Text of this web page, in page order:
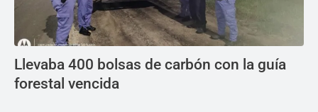
Llevaba 400 bolsas de carbón con la guía
forestal vencida